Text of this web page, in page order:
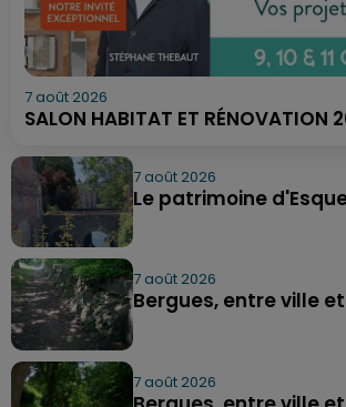
7 août 2026
SALON HABITAT ET RÉNOVATION
7 août 2026
Le patrimoine
7 août 2026
Bergues, entre ville
7 août 2026